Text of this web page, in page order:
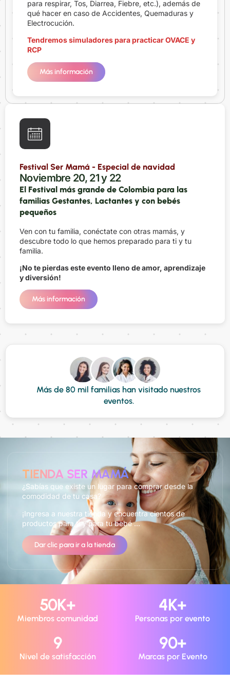
para respirar, Tos, Diarrea, Fiebre, etc.), además de
qué hacer en caso de Accidentes, Quemaduras y
Electrocución.
Tendremos simuladores para practicar OVACE y
RCP
Más información
Festival Ser Mamá - Especial de navidad
Noviembre 20, 21 y 22
El Festival más grande de Colombia para las
familias Gestantes, Lactantes y con bebés
pequeños
Ven con tu familia, conéctate con otras mamás, y
descubre todo lo que hemos preparado para ti y tu
familia.
¡No te pierdas este evento lleno de amor, aprendizaje
y diversión!
Más información
Más de 80 mil familias han visitado nuestros
eventos.
TIENDA SER MAMÁ
¿Sabías que existe un lugar para comprar desde la
comodidad de tu casa?
¡Ingresa a nuestra tienda y encuentra cientos de
productos para ti y para tu bebé …
Dar clic para ir a la tienda
Miembros comunidad
50K+
Personas por evento
4K+
Nivel de satisfacción
9
Marcas por Evento
90+